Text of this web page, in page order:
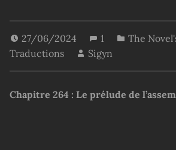
27/06/2024 1 The
Traductions
Sigyn
Chapitre 264 : Le prélude de